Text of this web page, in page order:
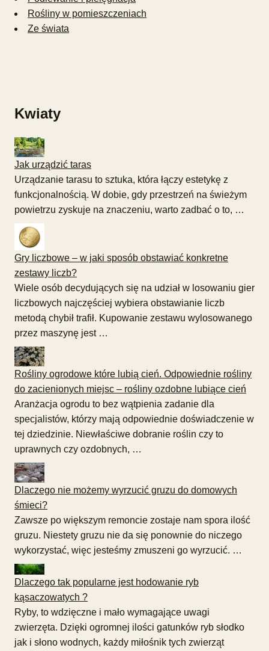
Rośliny w pomieszczeniach
Ze świata
Kwiaty
Jak urządzić taras
Urządzanie tarasu to sztuka, która łączy estetykę z
funkcjonalnością. W dobie, gdy przestrzeń na świeżym
powietrzu zyskuje na znaczeniu, warto zadbać o to, …
Gry liczbowe – w jaki sposób obstawiać konkretne
zestawy liczb?
Wiele osób decydujących się na udział w losowaniu gier
liczbowych najczęściej wybiera obstawianie liczb
metodą chybił trafił. Kupowanie zestawu wylosowanego
przez maszynę jest …
Rośliny ogrodowe które lubią cień. Odpowiednie rośliny
do zacienionych miejsc – rośliny ozdobne lubiące cień
Aranżacja ogrodu to bez wątpienia zadanie dla
specjalistów, którzy mają odpowiednie doświadczenie w
tej dziedzinie. Niewłaściwe dobranie roślin czy to
uprawnych czy ozdobnych, …
Dlaczego nie możemy wyrzucić gruzu do domowych
śmieci?
Zawsze po większym remoncie zostaje nam spora ilość
gruzu. Niestety gruzu nie da się ponownie do niczego
wykorzystać, więc jesteśmy zmuszeni go wyrzucić. …
Dlaczego tak popularne jest hodowanie ryb
kąsaczowatych ?
Ryby, to wdzięczne i mało wymagające uwagi
zwierzęta. Dzięki ogromnej ilości gatunków ryb słodko
jak i słono wodnych, każdy miłośnik tych zwierząt